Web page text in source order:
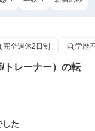
完全週休2日制 学歴
トレーナー）の転
した